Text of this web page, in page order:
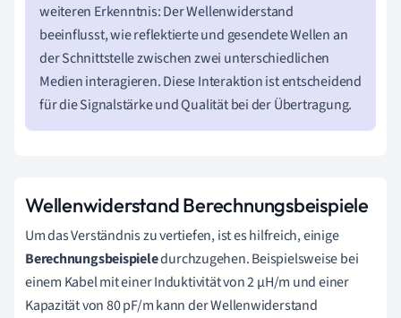
weiteren Erkenntnis: Der Wellenwiderstand
beeinflusst, wie reflektierte und gesendete Wellen an
der Schnittstelle zwischen zwei unterschiedlichen
Medien interagieren. Diese Interaktion ist entscheidend
für die Signalstärke und Qualität bei der Übertragung.
Wellenwiderstand Berechnungsbeispiele
Um das Verständnis zu vertiefen, ist es hilfreich, einige
Berechnungsbeispieledurchzugehen. Beispielsweise bei
einem Kabel mit einer Induktivität von 2 µH/m und einer
Kapazität von 80 pF/m kann der Wellenwiderstand